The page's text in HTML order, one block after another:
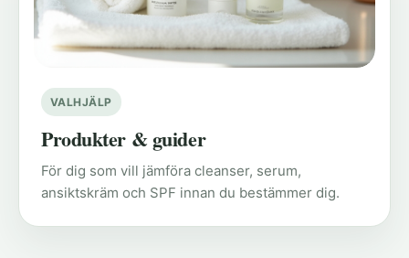
VALHJÄLP
Produkter & guider
För dig som vill jämföra cleanser, serum,
ansiktskräm och SPF innan du bestämmer dig.